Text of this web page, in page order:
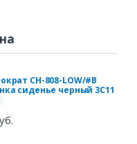
CH-808-LOW/#B
сиденье черный 3С11